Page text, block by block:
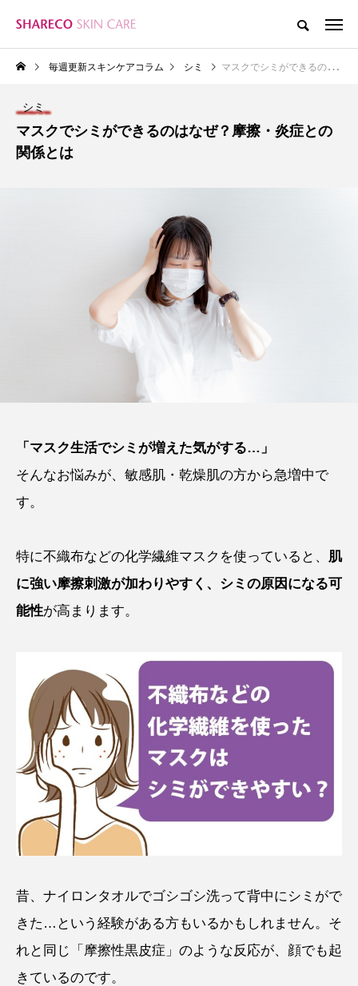
毎週更新スキンケアコラム シミ マスクでシミができるのはなぜ？摩擦・炎症との関係とは
シミ
マスクでシミができるのはなぜ？摩擦・炎症との
関係とは
「マスク生活でシミが増えた気がする…」
そんなお悩みが、敏感肌・乾燥肌の方から急増中で
す。
特に不織布などの化学繊維マスクを使っていると、 肌
に強い摩擦刺激が加わりやすく、シミの原因になる可
能性が高まります。
昔、ナイロンタオルでゴシゴシ洗って背中にシミがで
きた…という経験がある方もいるかもしれません。そ
れと同じ「摩擦性黒皮症」のような反応が、顔でも起
きているのです。